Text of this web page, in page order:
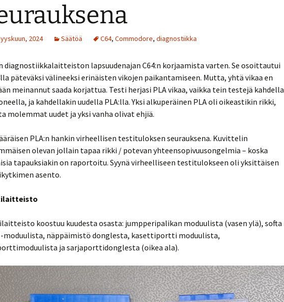
2024 Säätöä C64, Commodore, diagnostiikka
diagnostiikkalaitteiston lapsuudenajan C64:n korjaamista varten. Se osoittautui
päteväksi välineeksi erinäisten vikojen paikantamiseen. Mutta, yhtä vikaa en
meinannut saada korjattua. Testi herjasi PLA vikaa, vaikka tein testejä kahdella
ja kahdellakin uudella PLA:lla. Yksi alkuperäinen PLA oli oikeastikin rikki,
molemmat uudet ja yksi vanha olivat ehjiä.
PLA:n hankin virheellisen testituloksen seurauksena. Kuvittelin
olevan jollain tapaa rikki / potevan yhteensopivuusongelmia – koska
tapauksiakin on raportoitu. Syynä virheelliseen testitulokseen oli yksittäisen
asento.
koostuu kuudesta osasta: jumpperipalikan moduulista (vasen ylä), softa
moduulista, näppäimistö donglesta, kasettiportti moduulista,
ja sarjaporttidonglesta (oikea ala).